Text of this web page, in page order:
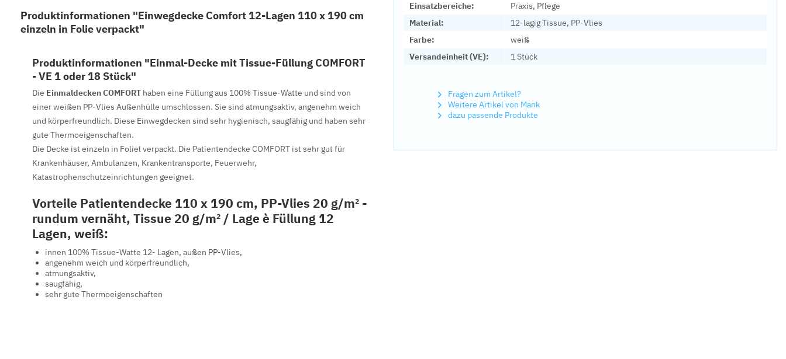
Einsatzbereiche:
Praxis, Pflege
Material:
12-lagig Tissue, PP-Vlies
Farbe:
weiß
Versandeinheit (VE):
1 Stück
Fragen zum Artikel?
Weitere Artikel von Mank
dazu passende Produkte
Produktinformationen "Einwegdecke Comfort 12-Lagen 110 x 190 cm
einzeln in Folie verpackt"
Produktinformationen "Einmal-Decke mit Tissue-Füllung COMFORT
- VE 1 oder 18 Stück"
Die Einmaldecken COMFORT haben eine Füllung aus 100% Tissue-Watte und sind von
einer weißen PP-Vlies Außenhülle umschlossen. Sie sind atmungsaktiv, angenehm weich
und körperfreundlich. Diese Einwegdecken sind sehr hygienisch, saugfähig und haben sehr
gute Thermoeigenschaften.
Die Decke ist einzeln in Foliel verpackt. Die Patientendecke COMFORT ist sehr gut für
Krankenhäuser, Ambulanzen, Krankentransporte, Feuerwehr,
Katastrophenschutzeinrichtungen geeignet.
Vorteile Patientendecke 110 x 190 cm, PP-Vlies 20 g/m² -
rundum vernäht, Tissue 20 g/m² / Lage è Füllung 12
Lagen, weiß:
innen 100% Tissue-Watte 12- Lagen, außen PP-Vlies,
angenehm weich und körperfreundlich,
atmungsaktiv,
saugfähig,
sehr gute Thermoeigenschaften